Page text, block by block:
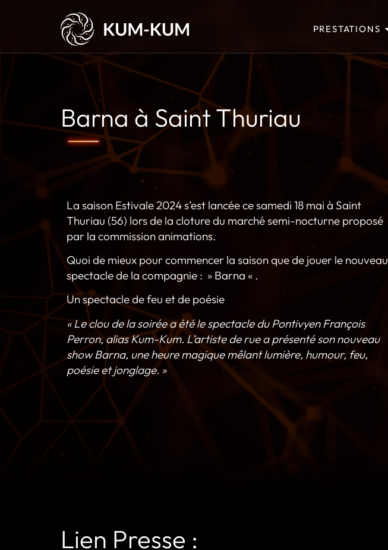
PRESTATIONS
Barna à Saint Thuriau
La saison Estivale 2024 s’est lancée ce samedi 18 mai à Saint
Thuriau (56) lors de la cloture du marché semi-nocturne proposé
par la commission animations.
Quoi de mieux pour commencer la saison que de jouer le nouveau
spectacle de la compagnie : » Barna « .
Un spectacle de feu et de poésie
« Le clou de la soirée a été le spectacle du Pontivyen François
Perron, alias Kum-Kum. L’artiste de rue a présenté son nouveau
show Barna, une heure magique mêlant lumière, humour, feu,
poésie et jonglage. »
Lien Presse :